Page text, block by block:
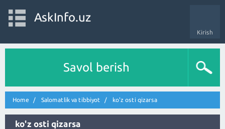
Kirish
AskInfo.uz
Savol berish
Home Salomatlik va tibbiyot ko'z osti qizarsa
ko'z osti qizarsa